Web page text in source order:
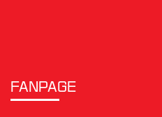
FANPAGE